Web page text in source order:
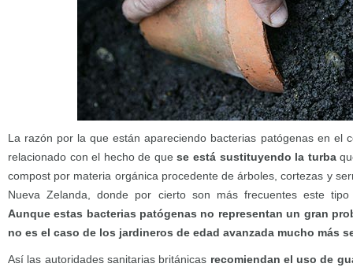
La razón por la que están apareciendo bacterias patógenas en el
relacionado con el hecho de quese está sustituyendo la turba
compost por materia orgánica procedente de árboles, cortezas y
Nueva Zelanda, donde por cierto son más frecuentes este
Aunque estas bacterias patógenas no representan un gran
no es el caso de los jardineros de edad avanzada mucho más
Así las autoridades sanitarias británicas recomiendan el uso de